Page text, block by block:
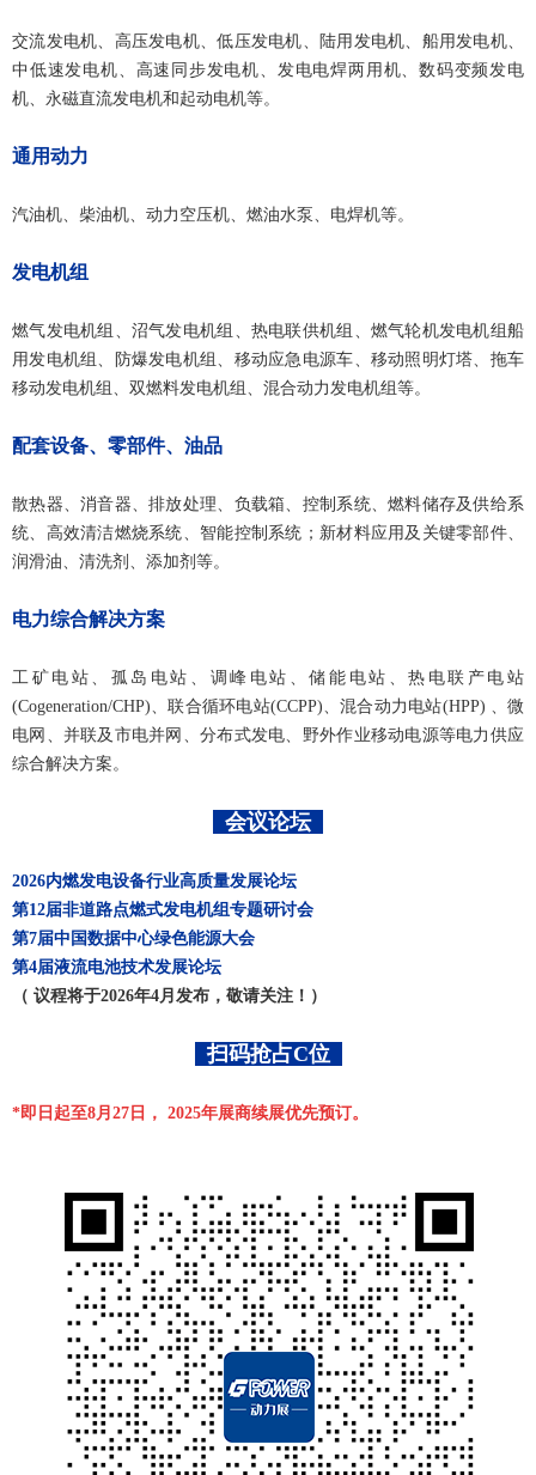
交流发电机、高压发电机、低压发电机、陆用发电机、船用发电机、
中低速发电机、高速同步发电机、发电电焊两用机、数码变频发电
机、永磁直流发电机和起动电机等。
通用动力
汽油机、柴油机、动力空压机、燃油水泵、电焊机等。
发电机组
燃气发电机组、沼气发电机组、热电联供机组、燃气轮机发电机组船
用发电机组、防爆发电机组、移动应急电源车、移动照明灯塔、拖车
移动发电机组、双燃料发电机组、混合动力发电机组等。
配套设备、零部件、油品
散热器、消音器、排放处理、负载箱、控制系统、燃料储存及供给系
统、高效清洁燃烧系统、智能控制系统；新材料应用及关键零部件、
润滑油、清洗剂、添加剂等。
电力综合解决方案
工矿电站、孤岛电站、调峰电站、储能电站、热电联产电站
(Cogeneration/CHP)、联合循环电站(CCPP)、混合动力电站(HPP) 、微
电网、并联及市电并网、分布式发电、野外作业移动电源等电力供应
综合解决方案。
会议论坛
2026内燃发电设备行业高质量发展论坛
第12届非道路点燃式发电机组专题研讨会
第7届中国数据中心绿色能源大会
第4届液流电池技术发展论坛
（ 议程将于2026年4月发布，敬请关注！）
扫码抢占C位
*即日起至8月27日， 2025年展商续展优先预订。